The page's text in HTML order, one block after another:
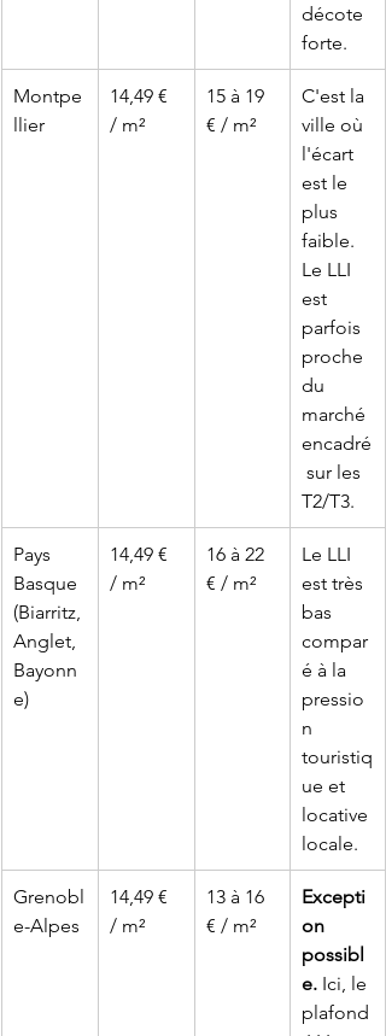
décote
forte.
Montpe
llier
14,49 €
/ m²
15 à 19
€ / m²
C'est la
ville où
l'écart
est le
plus
faible.
Le LLI
est
parfois
proche
du
marché
encadré
sur les
T2/T3.
Pays
Basque
(Biarritz,
Anglet,
Bayonn
e)
14,49 €
/ m²
16 à 22
€ / m²
Le LLI
est très
bas
compar
é à la
pressio
n
touristiq
ue et
locative
locale.
Grenobl
e-Alpes
14,49 €
/ m²
13 à 16
€ / m²
Excepti
on
possibl
e. Ici, le
plafond